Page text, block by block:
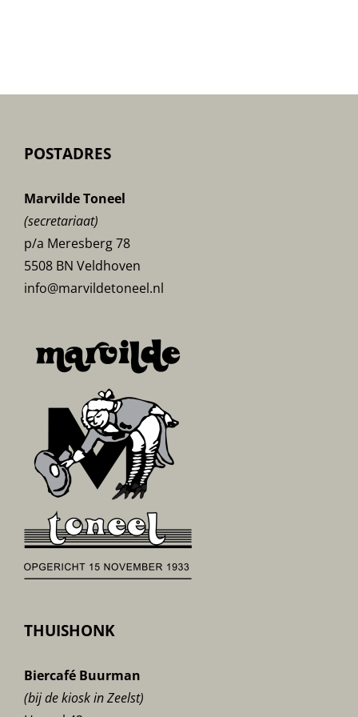
POSTADRES
Marvilde Toneel
(secretariaat)
p/a Meresberg 78
5508 BN Veldhoven
info@marvildetoneel.nl
THUISHONK
Biercafé Buurman
(bij de kiosk in Zeelst)